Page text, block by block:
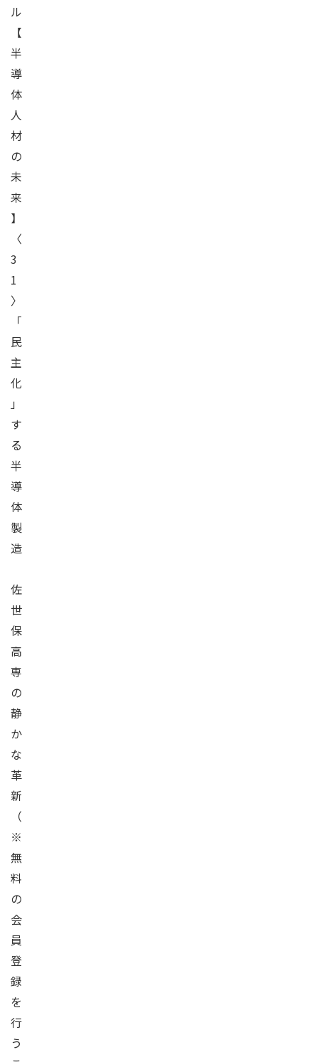
ル
【
半
導
体
人
材
の
未
来
】
〈
3
1
〉
「
民
主
化
」
す
る
半
導
体
製
造
佐
世
保
高
専
の
静
か
な
革
新
（
※
無
料
の
会
員
登
録
を
行
う